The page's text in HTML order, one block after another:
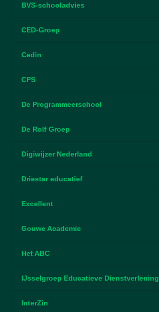
BVS-schooladvies
CED-Groep
Cedin
CPS
De Programmeerschool
De Rolf Groep
Digiwijzer Nederland
Driestar educatief
Excellent
Gouwe Academie
Het ABC
IJsselgroep Educatieve Dienstverlening
InterZin